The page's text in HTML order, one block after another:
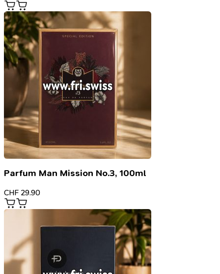
Parfum Man Mission No.3, 100ml
CHF 29.90